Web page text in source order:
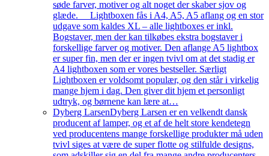
søde farver, motiver og alt noget der skaber sjov og
glæde. Lightboxen fås i A4, A5, A5 aflang og en stor
udgave som kaldes XL – alle lightboxes er inkl.
Bogstaver, men der kan tilkøbes ekstra bogstaver i
forskellige farver og motiver. Den aflange A5 lightbox
er super fin, men der er ingen tvivl om at det stadig er
A4 lightboxen som er vores bestseller. Særligt
Lightboxen er voldsomt populær, og den står i virkelig
mange hjem i dag. Den giver dit hjem et personligt
udtryk, og børnene kan lære at…
Dyberg LarsenDyberg Larsen er en velkendt dansk
producent af lamper, og et af de helt store kendetegn
ved producentens mange forskellige produkter må uden
tvivl siges at være de super flotte og stilfulde designs,